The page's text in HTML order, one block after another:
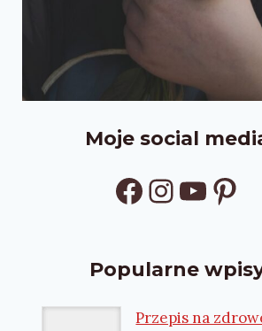
Moje social
Facebook
Popularne
Przepis na